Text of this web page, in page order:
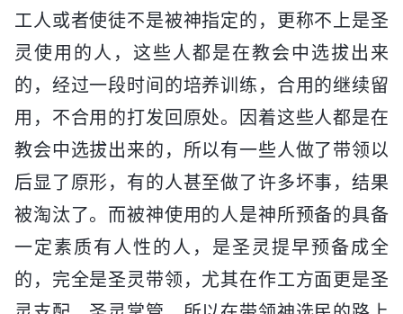
工人或者使徒不是被神指定的，更称不上是圣
灵使用的人，这些人都是在教会中选拔出来
的，经过一段时间的培养训练，合用的继续留
用，不合用的打发回原处。因着这些人都是在
教会中选拔出来的，所以有一些人做了带领以
后显了原形，有的人甚至做了许多坏事，结果
被淘汰了。而被神使用的人是神所预备的具备
一定素质有人性的人，是圣灵提早预备成全
的，完全是圣灵带领，尤其在作工方面更是圣